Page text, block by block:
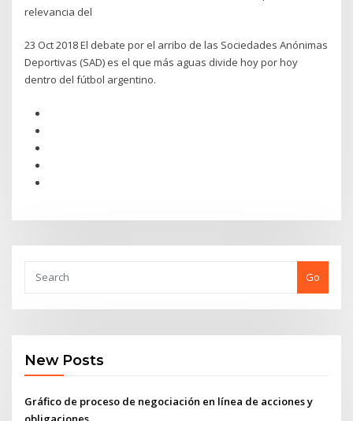
relevancia del
23 Oct 2018 El debate por el arribo de las Sociedades Anónimas
Deportivas (SAD) es el que más aguas divide hoy por hoy
dentro del fútbol argentino.
Go
New Posts
Gráfico de proceso de negociación en línea de acciones y